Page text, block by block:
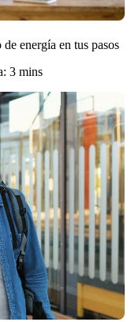
energía en tus pasos
3 mins